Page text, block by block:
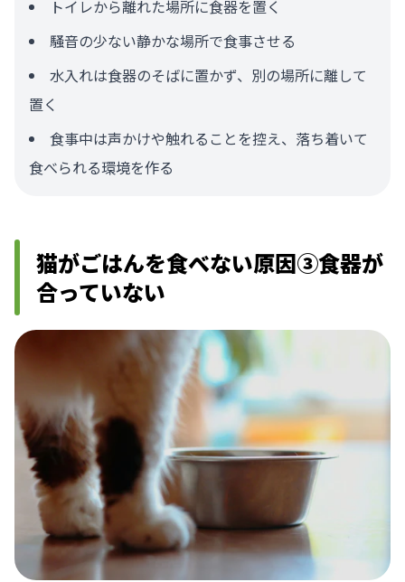
トイレから離れた場所に食器を置く
騒音の少ない静かな場所で食事させる
水入れは食器のそばに置かず、別の場所に離して
置く
食事中は声かけや触れることを控え、落ち着いて
食べられる環境を作る
猫がごはんを食べない原因③食器が
合っていない